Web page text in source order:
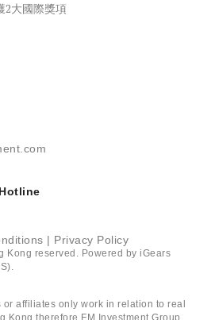
2大國際獎項
| Privacy Policy
Kong reserved. Powered by iGears
.
affiliates only work in relation to real
Kong therefore FM Investment Group